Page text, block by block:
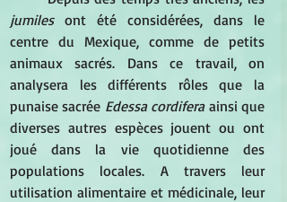
jumiles ont été considérées, dans le
centre du Mexique, comme de petits
animaux sacrés. Dans ce travail, on
analysera les différents rôles que la
punaise sacrée Edessa cordifera ainsi que
diverses autres espèces jouent ou ont
joué dans la vie quotidienne des
populations locales. A travers leur
utilisation alimentaire et médicinale, leur